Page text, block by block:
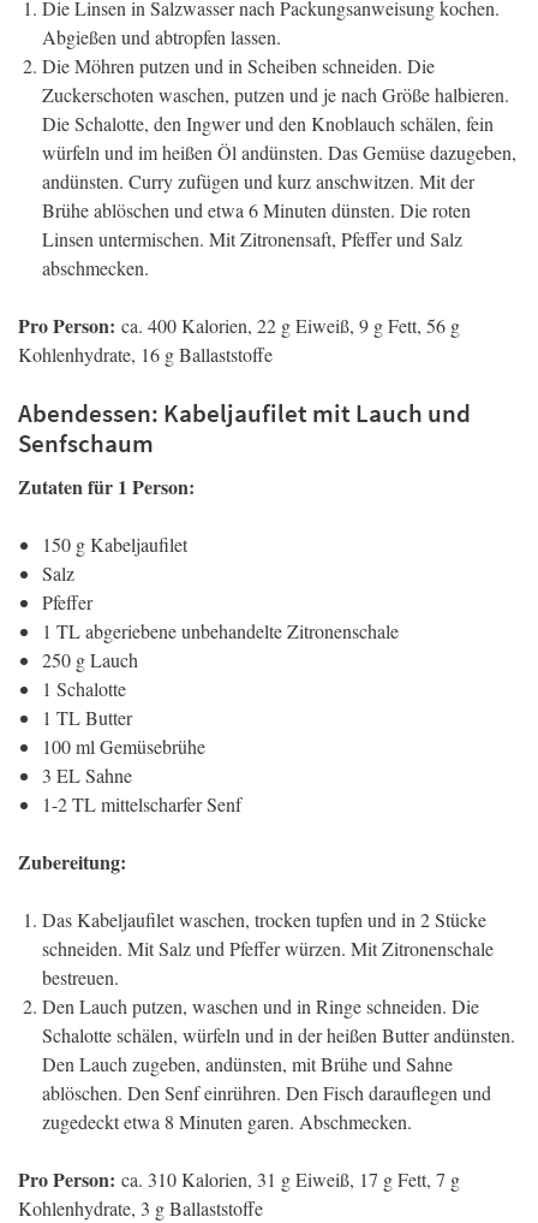
Die Linsen in Salzwasser nach Packungsanweisung kochen.
Abgießen und abtropfen lassen.
Die Möhren putzen und in Scheiben schneiden. Die
Zuckerschoten waschen, putzen und je nach Größe halbieren.
Die Schalotte, den Ingwer und den Knoblauch schälen, fein
würfeln und im heißen Öl andünsten. Das Gemüse dazugeben,
andünsten. Curry zufügen und kurz anschwitzen. Mit der
Brühe ablöschen und etwa 6 Minuten dünsten. Die roten
Linsen untermischen. Mit Zitronensaft, Pfeffer und Salz
abschmecken.
Pro Person: ca. 400 Kalorien, 22 g Eiweiß, 9 g Fett, 56 g
Kohlenhydrate, 16 g Ballaststoffe
Abendessen: Kabeljaufilet mit Lauch und
Senfschaum
Zutaten für 1 Person:
150 g Kabeljaufilet
Salz
Pfeffer
1 TL abgeriebene unbehandelte Zitronenschale
250 g Lauch
1 Schalotte
1 TL Butter
100 ml Gemüsebrühe
3 EL Sahne
1-2 TL mittelscharfer Senf
Zubereitung:
Das Kabeljaufilet waschen, trocken tupfen und in 2 Stücke
schneiden. Mit Salz und Pfeffer würzen. Mit Zitronenschale
bestreuen.
Den Lauch putzen, waschen und in Ringe schneiden. Die
Schalotte schälen, würfeln und in der heißen Butter andünsten.
Den Lauch zugeben, andünsten, mit Brühe und Sahne
ablöschen. Den Senf einrühren. Den Fisch darauflegen und
zugedeckt etwa 8 Minuten garen. Abschmecken.
Pro Person: ca. 310 Kalorien, 31 g Eiweiß, 17 g Fett, 7 g
Kohlenhydrate, 3 g Ballaststoffe